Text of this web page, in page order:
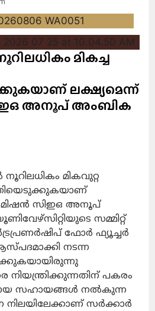
മികച്ച
ലക്ഷ്യമെന്ന്
സിഇഒ അനൂപ് അംബിക
മികവുറ്റ
മിഷൻ സിഇഒ അനൂപ്
സമ്മിറ്റ്
ഫോർ ഫ്യൂച്ചർ
നടന്ന
നിയന്ത്രിക്കുന്നതിന് പകരം
സഹായങ്ങൾ നൽകുന്ന
നിലയിലേക്കാണ് സർക്കാർ